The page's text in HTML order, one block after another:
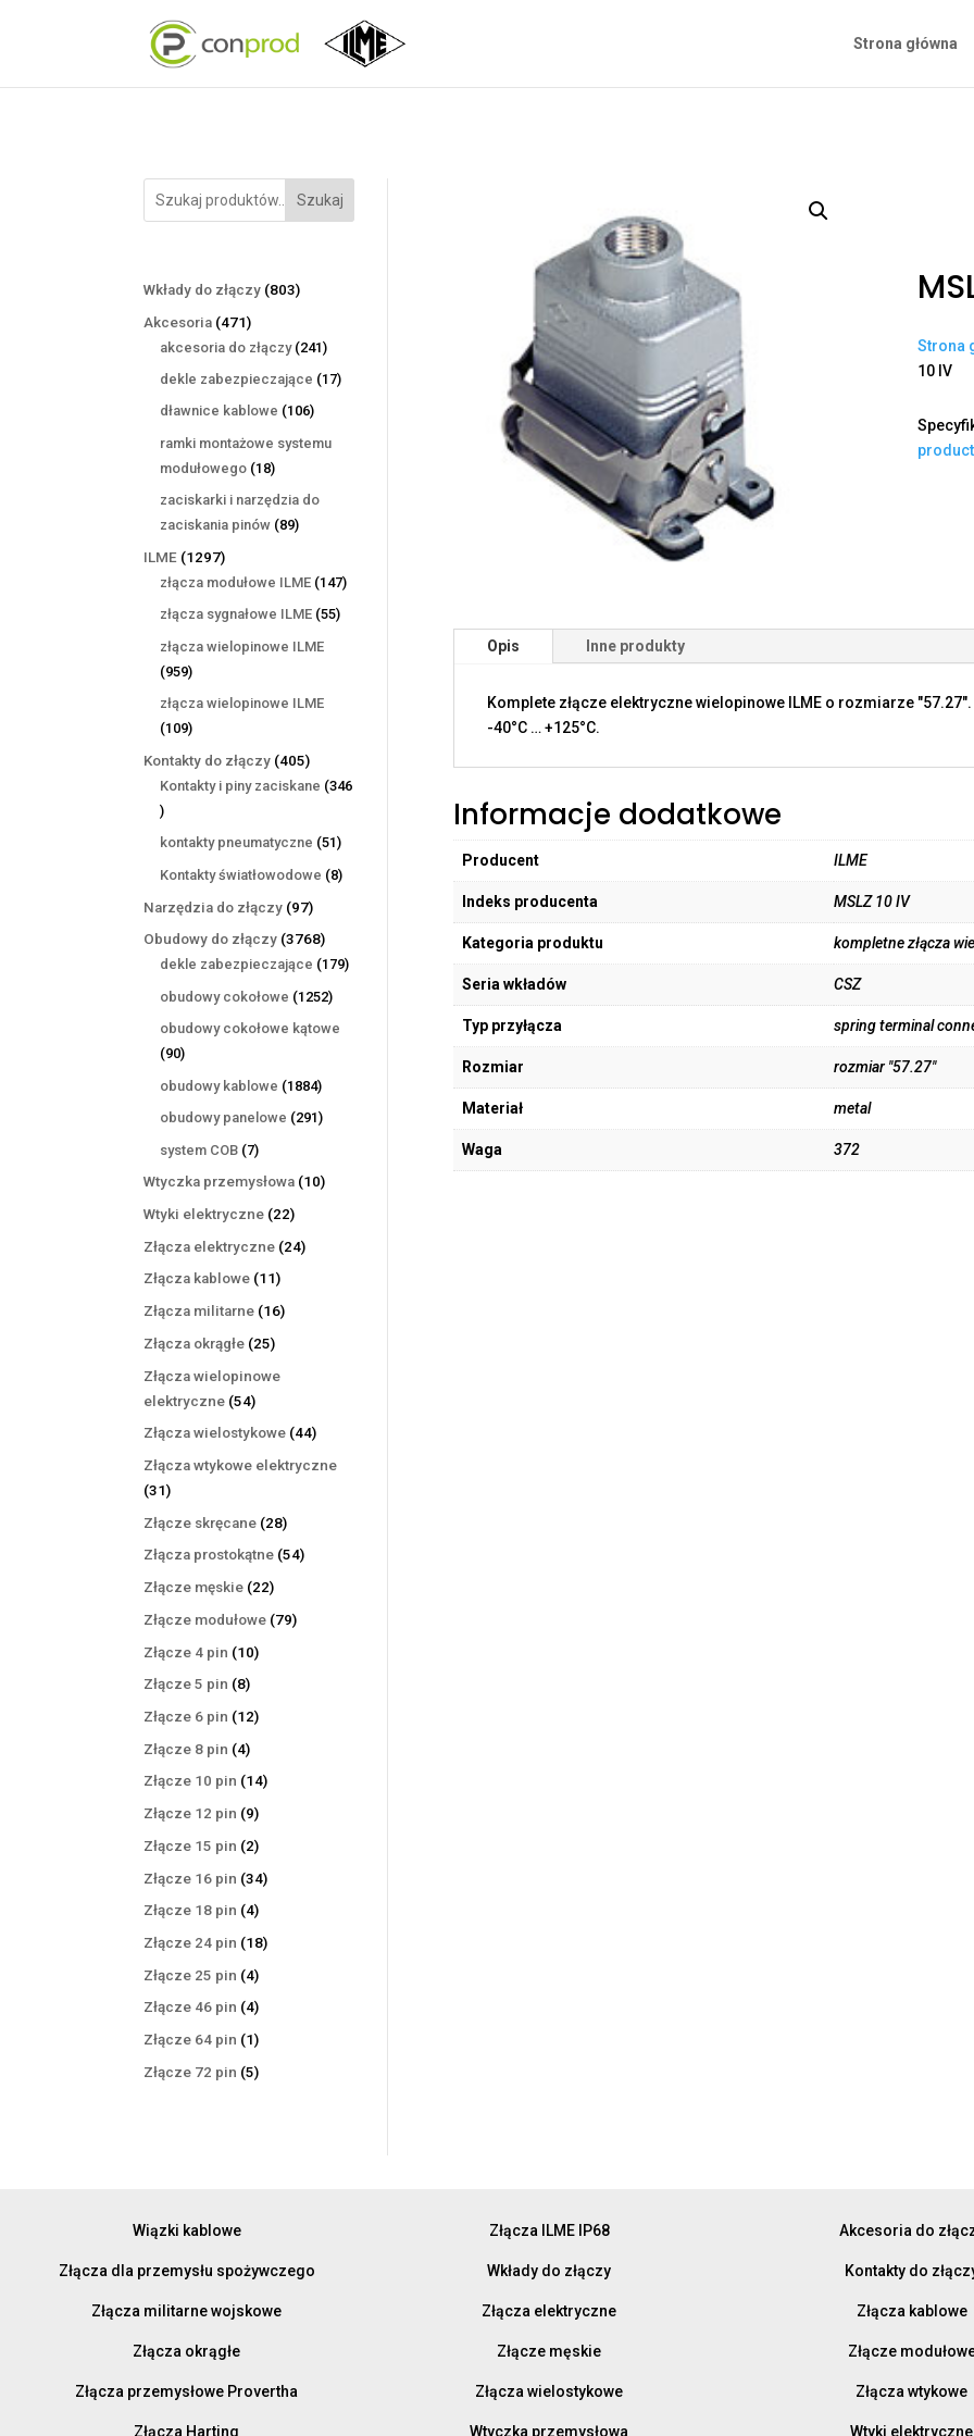
Strona główna
Szukaj
Wkłady do złączy 803803
Akcesoria 471471
produktów
akcesoria do złączy 241241
produktów
dekle zabezpieczające 1717
dławnice kablowe 106106
ramki montażowe systemu
modułowego 1818
produktów
zaciskarki i narzędzia do
zaciskania pinów 8989
ILME 12971297
produktów
złącza modułowe ILME 147147
złącza sygnałowe ILME 5555
złącza wielopinowe ILME
959959
produktów
złącza wielopinowe ILME
109109
produktów
Kontakty do złączy 405405
produktów
Kontakty i piny zaciskane 346
346
produktów
kontakty pneumatyczne 5151
produktów
Kontakty światłowodowe 88
Narzędzia do złączy 9797
produktów
Obudowy do złączy 37683768
produktów
dekle zabezpieczające 179179
obudowy cokołowe 12521252
obudowy cokołowe kątowe
9090
produktów
obudowy kablowe 18841884
produkty
obudowy panelowe 291291
system COB 77
produktów
Wtyczka przemysłowa 1010
Wtyki elektryczne 2222
produkty
Złącza elektryczne 2424
Złącza kablowe 1111
produktów
Złącza militarne 1616
Złącza okrągłe 2525
Złącza wielopinowe
elektryczne 5454
produkty
Złącza wielostykowe 4444
Złącza wtykowe elektryczne
3131
produktów
Złącze skręcane 2828
produktów
Złącza prostokątne 5454
Złącze męskie 2222
produkty
Złącze modułowe 7979
Złącze 4 pin 1010
Złącze 5 pin 88
produktów
Złącze 6 pin 1212
Złącze 8 pin 44
produkty
Złącze 10 pin 1414
Złącze 12 pin 99
produktów
Złącze 15 pin 22
produkty
Złącze 16 pin 3434
Złącze 18 pin 44
produkty
Złącze 24 pin 1818
Złącze 25 pin 44
produkty
Złącze 46 pin 44
produkty
Złącze 64 pin 11
produkt
Złącze 72 pin 55
Strona
10 IV
Opis Inne produkty
Komplete złącze elektryczne wielopinowe ILME o rozmiarze
-40°C … +125°C.
Informacje dodatkowe
Producent ILME
Indeks producenta MSLZ 10 IV
Kategoria produktu kompletne złącza
Seria wkładów CSZ
Typ przyłącza spring terminal
Rozmiar rozmiar "57.27"
Materiał metal
Waga 372
Wiązki kablowe
Złącza dla przemysłu spożywczego
Złącza militarne wojskowe
Złącza okrągłe
Złącza przemysłowe Provertha
Złącza Harting
Złącza ILME IP68
Wkłady do złączy
Złącza elektryczne
Złącze męskie
Złącza wielostykowe
Wtyczka przemysłowa
Akcesoria do
Kontakty do
Złącza kablowe
Złącze
Złącza wtykowe
Wtyki elektryczne